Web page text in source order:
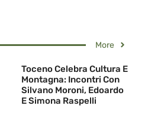
More
Toceno Celebra Cultura E
Montagna: Incontri Con
Silvano Moroni, Edoardo
E Simona Raspelli